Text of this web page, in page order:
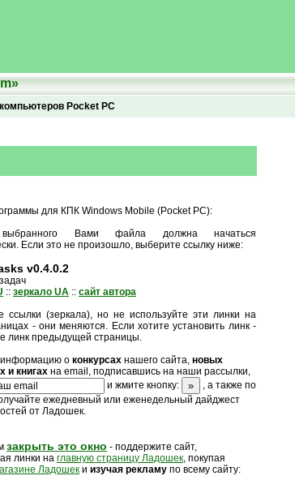
Pocket PC
для КПК Windows Mobile (Pocket PC):
выбранного Вами файла должна начаться
Если это не произошло, выберите ссылку ниже:
v0.4.0.2
:: зеркало UA :: сайт автора
ссылки (зеркала), но не используйте эти линки на
- они меняются. Если хотите установить линк -
линк предыдущей страницы.
информацию о конкурсах нашего сайта, новых
и книгах на email, подписавшись на наши рассылки,
и жмите кнопку:
, а также по
ежедневный или еженедельный дайджест
от Ладошек.
закрыть это окно - поддержите сайт,
линки на главную страницу Ладошек, покупая
Ладошек и изучая рекламу по всему сайту: